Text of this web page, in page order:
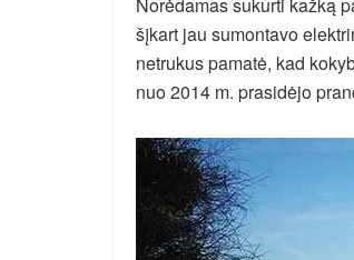
šįkart jau sumontavo
netrukus pamatė, kad
nuo 2014 m. prasidėjo